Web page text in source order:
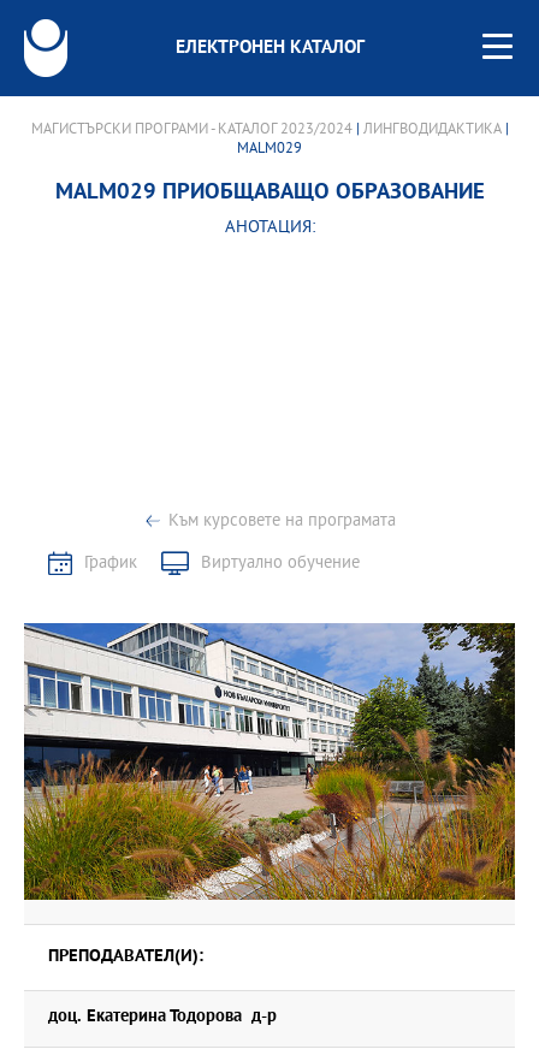
ЕЛЕКТРОНЕН КАТАЛОГ
МАГИСТЪРСКИ ПРОГРАМИ - КАТАЛОГ 2023/2024| ЛИНГВОДИДАКТИКА|
MALM029
MALM029 ПРИОБЩАВАЩО ОБРАЗОВАНИЕ
АНОТАЦИЯ:
Към курсовете на програмата
График
Виртуално обучение
ПРЕПОДАВАТЕЛ(И):
доц. Екатерина Тодорова д-р